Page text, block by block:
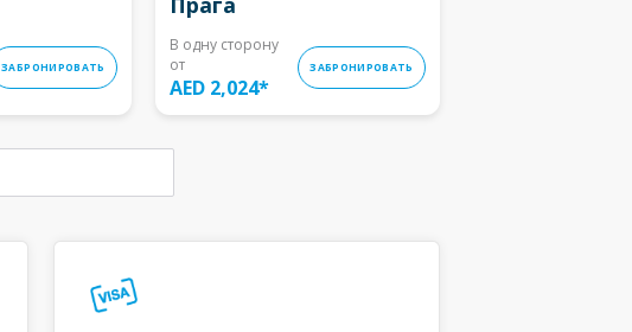
ЗАБРОНИРОВАТЬ
В одну сторону
от
AED 2,024*
ЗАБРОНИРОВАТЬ